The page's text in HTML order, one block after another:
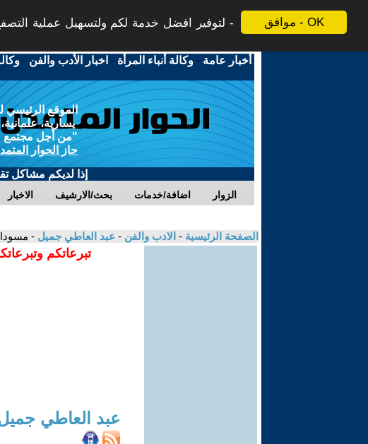
موافق - OK
لتوفير افضل خدمة لكم ولتسهيل عملية
أخبار عامة -وكالة أنباء المرأة - اخبار الأدب والفن -
الموقع الرئيسي
يسارية،
"من أجل مجتمع
حاز الحوار
إذا لديكم مشاكل
الاخبار بحث/الارشيف اضافة/خدمات الزوار
الصفحة الرئيسية - الادب والفن - عبد العاطي جميل -
تبرعاتكم
عبد العاطي